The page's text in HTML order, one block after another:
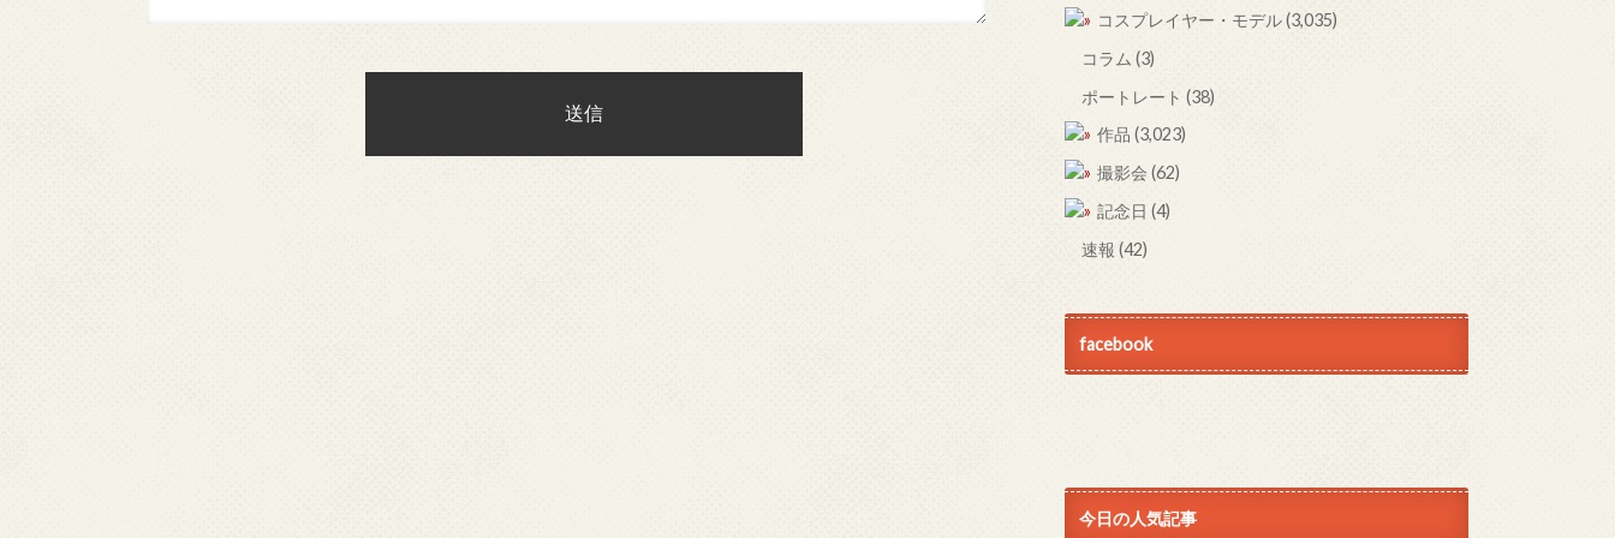
コスプレイヤー・モデル(3,035)
コラム (3)
ポートレート (38)
作品 (3,023)
撮影会 (62)
記念日 (4)
速報 (42)
facebook
今日の人気記事